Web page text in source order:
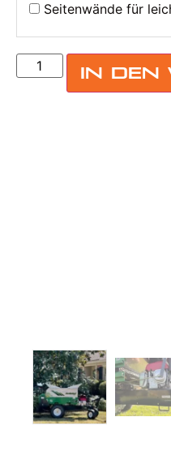
Seitenwände für
In den